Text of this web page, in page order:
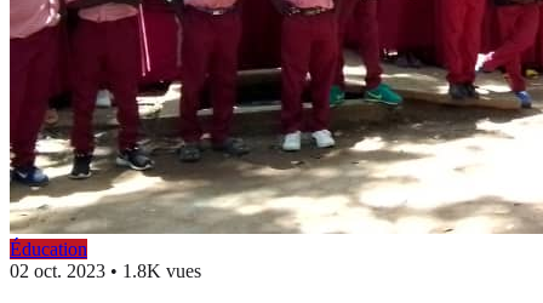
Éducation
02 oct. 2023 • 1.8K vues